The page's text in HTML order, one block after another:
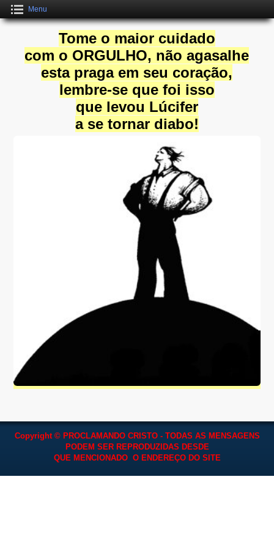
Menu
Tome o maior cuidado
com o ORGULHO, não agasalhe
esta praga em seu coração,
lembre-se que foi isso
que levou Lúcifer
a se tornar diabo!
Copyright © PROCLAMANDO CRISTO - TODAS AS MENSAGENS
PODEM SER REPRODUZIDAS DESDE
QUE MENCIONADO O ENDEREÇO DO SITE